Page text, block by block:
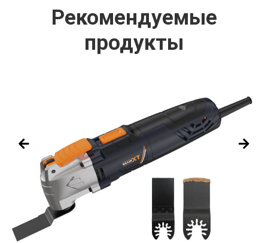
Рекомендуемые
продукты